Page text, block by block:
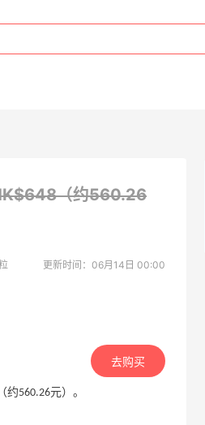
（约560.26
更新时间：06月14日 00:00
去购买
约560.26元）。